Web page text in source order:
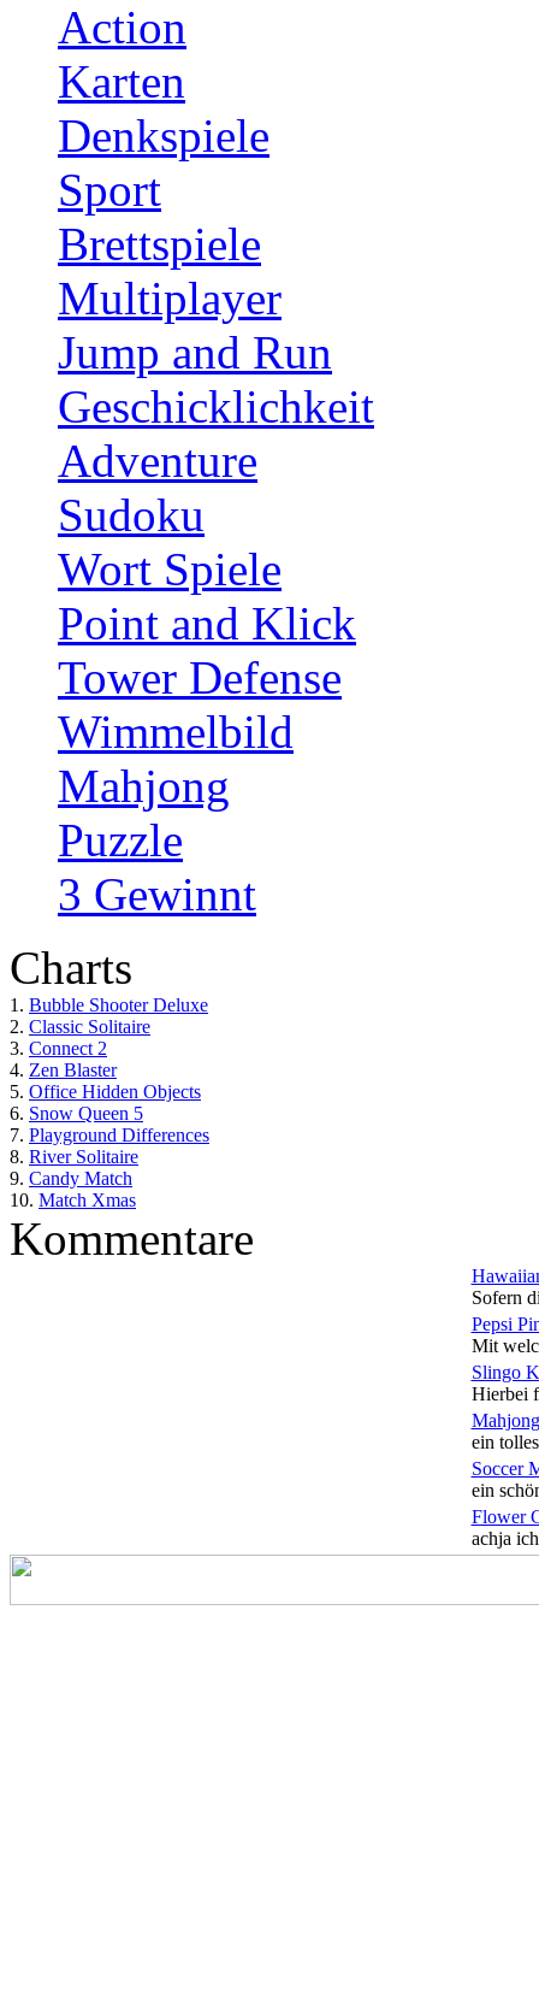
Action
Karten
Denkspiele
Sport
Brettspiele
Multiplayer
Jump and Run
Geschicklichkeit
Adventure
Sudoku
Wort Spiele
Point and Klick
Tower Defense
Wimmelbild
Mahjong
Puzzle
3 Gewinnt
Charts
1. Bubble Shooter Deluxe
2. Classic Solitaire
3. Connect 2
4. Zen Blaster
5. Office Hidden Objects
6. Snow Queen 5
7. Playground Differences
8. River Solitaire
9. Candy Match
10. Match Xmas
Kommentare
Sofern
Pepsi
Mit
Slingo
Hierbei
ein
Soccer
ein
Flower
achja